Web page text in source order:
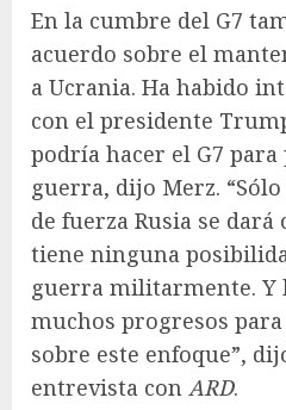
En la cumbre del G7
acuerdo sobre el
a Ucrania. Ha habido
con el presidente
podría hacer el G7
guerra, dijo Merz.
de fuerza Rusia se dará
tiene ninguna
guerra militarmente. Y
muchos progresos
sobre este enfoque”,
entrevista con ARD.